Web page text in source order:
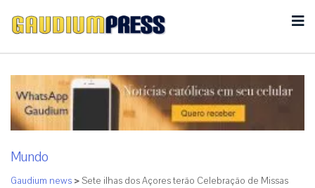
Mundo
Gaudium news >Sete ilhas dos Açores terão Celebração de Missas